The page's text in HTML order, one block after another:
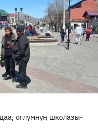
оглумнуң школазы-